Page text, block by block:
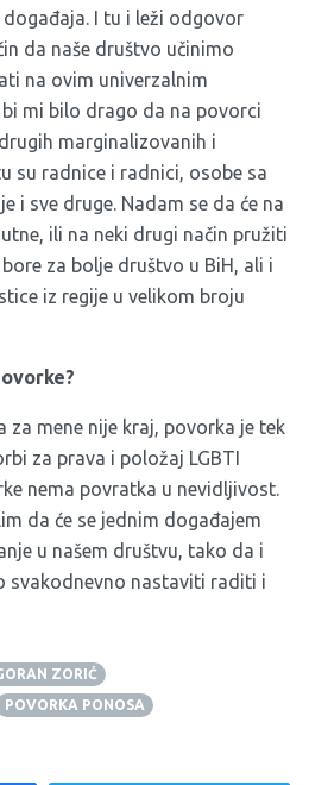
I tu i leži odgovor
da naše društvo učinimo
na ovim univerzalnim
mi bilo drago da na povorci
marginalizovanih i
su radnice i radnici, osobe sa
i sve druge. Nadam se da će na
ili na neki drugi način pružiti
za bolje društvo u BiH, ali i
iz regije u velikom broju
za mene nije kraj, povorka je tek
za prava i položaj LGBTI
nema povratka u nevidljivost.
da će se jednim događajem
u našem društvu, tako da i
svakodnevno nastaviti raditi i
ZORIĆ
POVORKA PONOSA